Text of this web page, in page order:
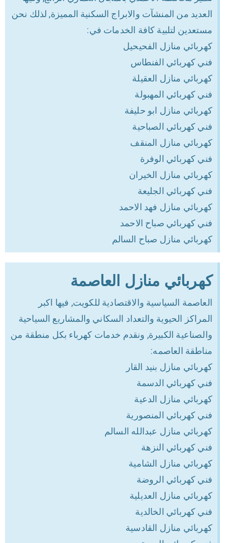
العديد من المنشآت والابراج السكنية المميزة, لذلك نحن
مستعدين لتلبية كافة الخدمات في:
كهربائي منازل الفحيحيل
فني كهربائي الفنطاس
كهربائي منازل العقيلة
فني كهربائي المهبولة
كهربائي منازل ابو حليفة
فني كهربائي الصباحية
كهربائي منازل المنقف
فني كهربائي الوفرة
كهربائي منازل الخيران
فني كهربائي الجليعة
كهربائي منازل فهد الاحمد
فني كهربائي صباح الاحمد
كهربائي منازل صباح السالم
كهربائي منازل العاصمة
العاصمة السياسية والاقتصادية للكويت, فيها اكبر
المراكز الحيوية والتعداد السكاني والمشاريع السياحية
والصناعية الكبيرة, ونقدم خدمات كهرباء بكل منطقة من
مناطقة العاصمه:
كهربائي منازل بنيد القار
فني كهربائي الدسمة
كهربائي منازل الدعية
فني كهربائي المنصورية
كهربائي منازل عبدالله السالم
فني كهربائي النزهة
كهربائي منازل الشامية
فني كهربائي الروضة
كهربائي منازل العديلية
فني كهربائي الخالدية
كهربائي منازل القادسية